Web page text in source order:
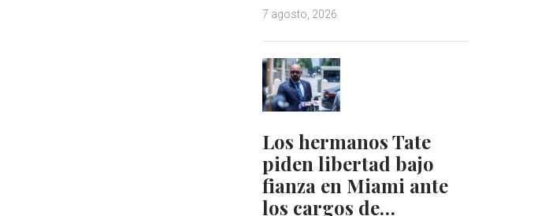
7 agosto, 2026
Los hermanos Tate
piden libertad bajo
fianza en Miami ante
los cargos de…